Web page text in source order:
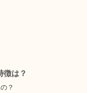
徴は？
？